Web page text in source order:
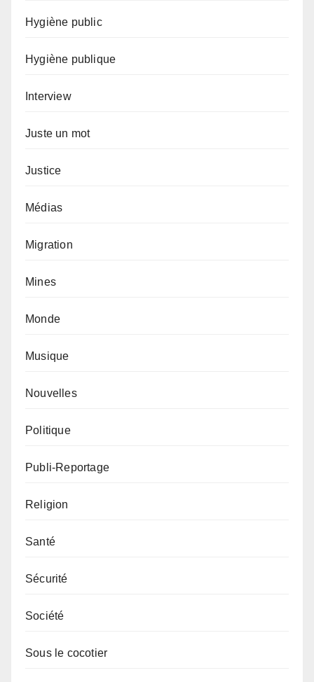
Hygiène public
Hygiène publique
Interview
Juste un mot
Justice
Médias
Migration
Mines
Monde
Musique
Nouvelles
Politique
Publi-Reportage
Religion
Santé
Sécurité
Société
Sous le cocotier